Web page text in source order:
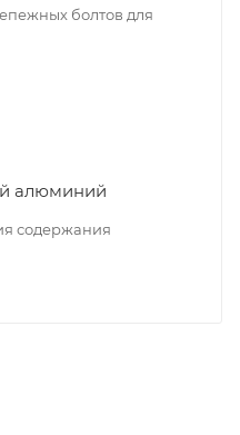
болтов для
алюминий
содержания